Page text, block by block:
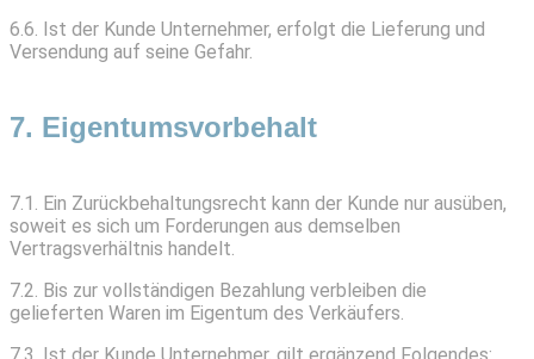
6.6. Ist der Kunde Unternehmer, erfolgt die Lieferung und
Versendung auf seine Gefahr.
7. Eigentumsvorbehalt
7.1. Ein Zurückbehaltungsrecht kann der Kunde nur ausüben,
soweit es sich um Forderungen aus demselben
Vertragsverhältnis handelt.
7.2. Bis zur vollständigen Bezahlung verbleiben die
gelieferten Waren im Eigentum des Verkäufers.